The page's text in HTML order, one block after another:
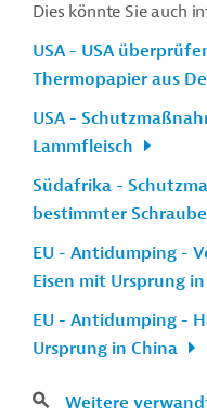
Dies könnte Sie auch
USA - USA
Thermopapier aus
USA -
Lammfleisch
Südafrika -
bestimmter
EU - Antidumping -
Eisen mit Ursprung
EU - Antidumping -
Ursprung in China
Weitere